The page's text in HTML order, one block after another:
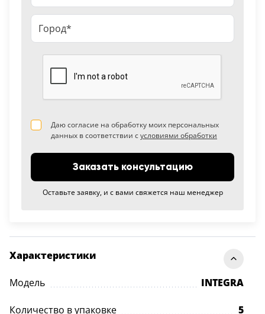
Даю согласие на обработку моих персональных
данных в соответствии сусловиями обработки
Заказать консультацию
Оставьте заявку, и с вами свяжется наш менеджер
Характеристики
Модель INTEGRA
Количество в упаковке 5